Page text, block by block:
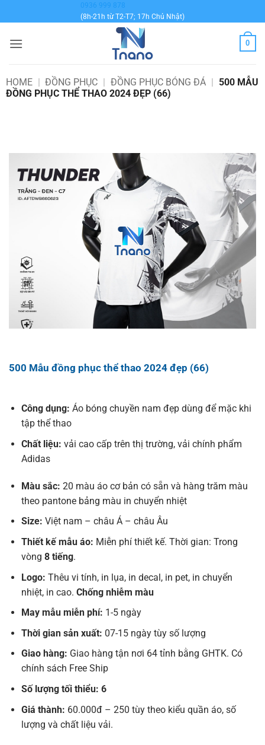
qua
dung
0936 999 878
(8h-21h từ T2-T7; 17h Chủ Nhật)
0
HOME | ĐỒNG PHỤC | ĐỒNG PHỤC BÓNG ĐÁ | 500 MẪU
ĐỒNG PHỤC THỂ THAO 2024 ĐẸP (66)
500 Mẫu đồng phục thể thao 2024 đẹp (66)
Công dụng: Áo bóng chuyền nam đẹp dùng để mặc khi
tập thể thao
Chất liệu: vải cao cấp trên thị trường, vải chính phẩm
Adidas
Màu sắc: 20 màu áo cơ bản có sẵn và hàng trăm màu
theo pantone bảng màu in chuyển nhiệt
Size: Việt nam – châu Á – châu Âu
Thiết kế mẫu áo: Miễn phí thiết kế. Thời gian: Trong
vòng 8 tiếng.
Logo: Thêu vi tính, in lụa, in decal, in pet, in chuyển
nhiệt, in cao. Chống nhiễm màu
May mẫu miễn phí: 1-5 ngày
Thời gian sản xuất: 07-15 ngày tùy số lượng
Giao hàng: Giao hàng tận nơi 64 tỉnh bằng GHTK. Có
chính sách Free Ship
Số lượng tối thiểu: 6
Giá thành: 60.000đ – 250 tùy theo kiểu quần áo, số
lượng và chất liệu vải.